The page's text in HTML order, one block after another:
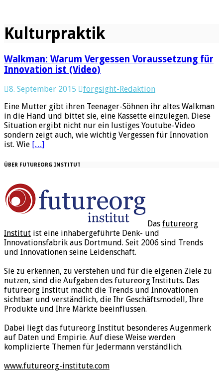
Kulturpraktik
Walkman: Warum Vergessen Voraussetzung für
Innovation ist (Video)
8. September 2015
forgsight-Redaktion
Eine Mutter gibt ihren Teenager-Söhnen ihr altes Walkman
in die Hand und bittet sie, eine Kassette einzulegen. Diese
Situation ergibt nicht nur ein lustiges Youtube-Video
sondern zeigt auch, wie wichtig Vergessen für Innovation
ist. Wie […]
ÜBER FUTUREORG INSTITUT
Das futureorg
Institut ist eine inhabergeführte Denk- und
Innovationsfabrik aus Dortmund. Seit 2006 sind Trends
und Innovationen seine Leidenschaft.
Sie zu erkennen, zu verstehen und für die eigenen Ziele zu
nutzen, sind die Aufgaben des futureorg Instituts. Das
futureorg Institut macht die Trends und Innovationen
sichtbar und verständlich, die Ihr Geschäftsmodell, Ihre
Produkte und Ihre Märkte beeinflussen.
Dabei liegt das futureorg Institut besonderes Augenmerk
auf Daten und Empirie. Auf diese Weise werden
komplizierte Themen für Jedermann verständlich.
www.futureorg-institute.com